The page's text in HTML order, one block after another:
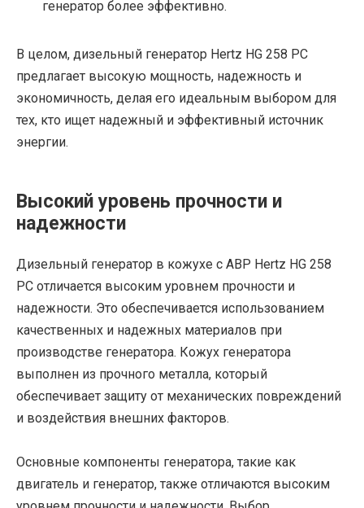
генератор более эффективно.
В целом, дизельный генератор Hertz HG 258 PC
предлагает высокую мощность, надежность и
экономичность, делая его идеальным выбором для
тех, кто ищет надежный и эффективный источник
энергии.
Высокий уровень прочности и
надежности
Дизельный генератор в кожухе с АВР Hertz HG 258
PC отличается высоким уровнем прочности и
надежности. Это обеспечивается использованием
качественных и надежных материалов при
производстве генератора. Кожух генератора
выполнен из прочного металла, который
обеспечивает защиту от механических повреждений
и воздействия внешних факторов.
Основные компоненты генератора, такие как
двигатель и генератор, также отличаются высоким